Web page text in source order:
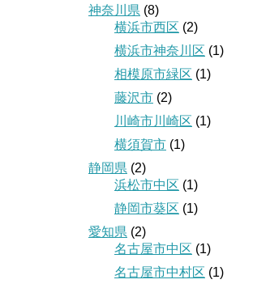
神奈川県 (8)
横浜市西区 (2)
横浜市神奈川区 (1)
相模原市緑区 (1)
藤沢市 (2)
川崎市川崎区 (1)
横須賀市 (1)
静岡県 (2)
浜松市中区 (1)
静岡市葵区 (1)
愛知県 (2)
名古屋市中区 (1)
名古屋市中村区 (1)